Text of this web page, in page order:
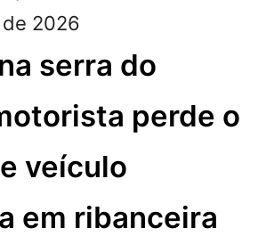
2026
serra do
perde o
veículo
em ribanceira